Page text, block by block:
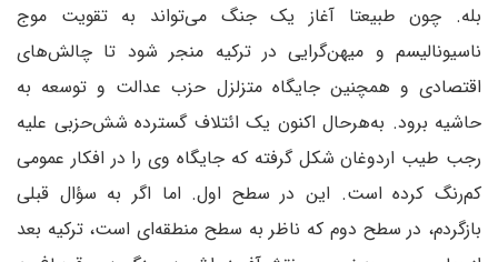
بله. چون طبیعتا آغاز یک جنگ می‌تواند به تقویت موج
ناسیونالیسم و میهن‌گرایی در ترکیه منجر شود تا چالش‌های
اقتصادی و همچنین جایگاه متزلزل حزب عدالت و توسعه به
حاشیه برود. به‌هر‌حال اکنون یک ائتلاف گسترده شش‌حزبی علیه
رجب طیب اردوغان شکل گرفته که جایگاه وی را در افکار عمومی
کم‌رنگ کرده است. این در سطح اول. اما اگر به سؤال قبلی
بازگردم، در سطح دوم که ناظر به سطح منطقه‌ای است، ترکیه بعد